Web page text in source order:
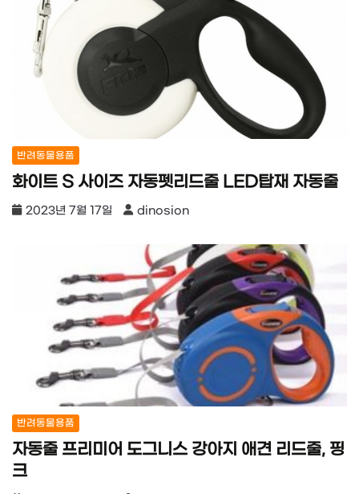
반려동물용품
화이트 S 사이즈 자동펫리드줄 LED탑재 자동줄
2023년 7월 17일 dinosion
반려동물용품
자동줄 프리미어 도그니스 강아지 애견 리드줄, 핑
크